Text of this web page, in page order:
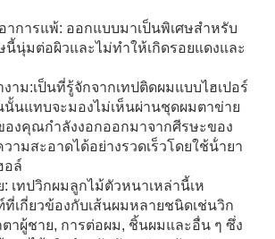
าการแพ้: ออกแบบมาเป็นพิเศษสําหรับ
นี้นุ่มต่อผิวและไม่ทําให้เกิดรอยแดงและ
งาม:เป็นที่รู้จักจากเทปติดผมแบบไฮเปอร์
นแทบจะมองไม่เห็นผ่านชุดผมตาข่าย
องคุณกําลังงอกออกมาจากศีรษะของ
มสะอาดได้อย่างรวดเร็วโดยใช้น้ํายา
อล์
เทปวิกผมลูกไม้ตัวหนาเหล่านี้เห
เกี่ยวข้องกับเส้นผมหลายชนิดเช่นวิก
าผู้ชาย, การต่อผม, ชิ้นผมและอื่น ๆ ซึ่ง